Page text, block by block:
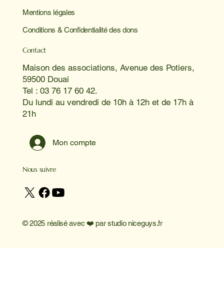
Mentions légales
Conditions & Confidentialité des dons
Contact
Maison des associations, Avenue des Potiers,
59500 Douai
Tel : 03 76 17 60 42.
Du lundi au vendredi de 10h à 12h et de 17h à
21h
Mon compte
Nous suivre
© 2025 réalisé avec ❤️ parstudio niceguys.fr